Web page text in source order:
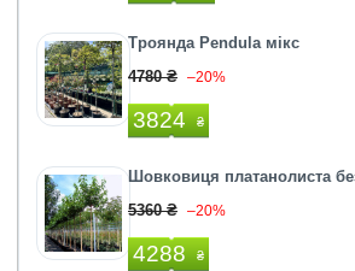
Троянда Pendula мікс
4780 ₴ –20%
3824 ₴
Шовковиця платанолиста
5360 ₴ –20%
4288 ₴